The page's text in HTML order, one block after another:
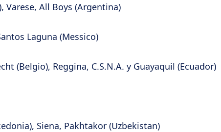
Varese, All Boys (Argentina)
Laguna (Messico)
(Belgio), Reggina, C.S.N.A. y Guayaquil (Ecuador)
Siena, Pakhtakor (Uzbekistan)